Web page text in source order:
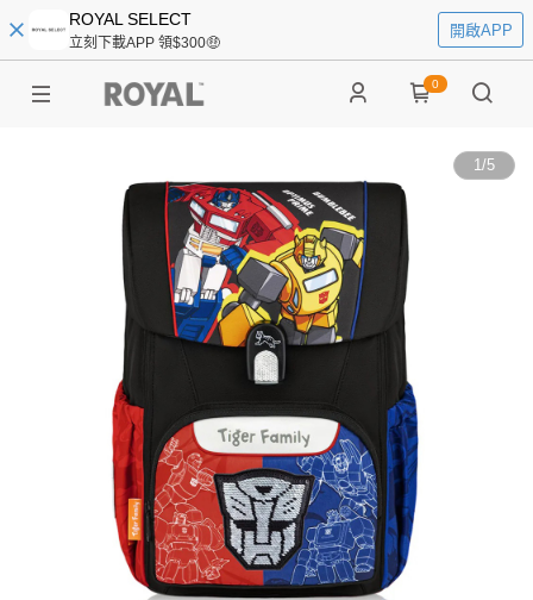
ROYAL SELECT
立刻下載APP 領$300🤑
開啟APP
0
1/5